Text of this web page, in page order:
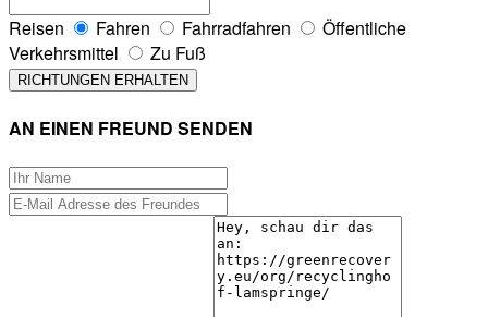
Reisen Fahren Fahrradfahren
Öffentliche
Verkehrsmittel
Zu Fuß
AN EINEN FREUND SENDEN